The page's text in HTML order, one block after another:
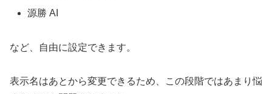
源勝 AI
など、自由に設定できます。
表示名はあとから変更できるため、この段階ではあまり悩